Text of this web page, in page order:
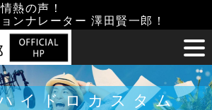
熱の声！
ンナレーター 澤田賢一郎！
イドロカスタム